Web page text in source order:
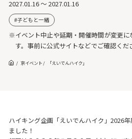
2027.01.16 ～ 2027.01.16
子どもと一緒
※イベント中止や延期・開催時間が変更に
す。事前に公式サイトなどでご確認くだ
京イベント 「えいでんハイク」
ハイキング企画「えいでんハイク」2026
ました！